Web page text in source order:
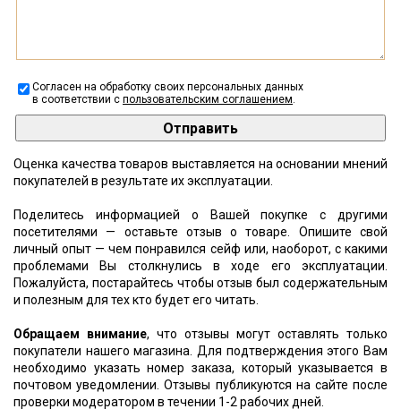
Согласен на обработку своих персональных данных
в соответствии с пользовательским соглашением.
Оценка качества товаров выставляется на основании мнений
покупателей в результате их эксплуатации.
Поделитесь информацией о Вашей покупке с другими
посетителями — оставьте отзыв о товаре. Опишите свой
личный опыт — чем понравился сейф или, наоборот, с какими
проблемами Вы столкнулись в ходе его эксплуатации.
Пожалуйста, постарайтесь чтобы отзыв был содержательным
и полезным для тех кто будет его читать.
Обращаем внимание, что отзывы могут оставлять только
покупатели нашего магазина. Для подтверждения этого Вам
необходимо указать номер заказа, который указывается в
почтовом уведомлении. Отзывы публикуются на сайте после
проверки модератором в течении 1-2 рабочих дней.